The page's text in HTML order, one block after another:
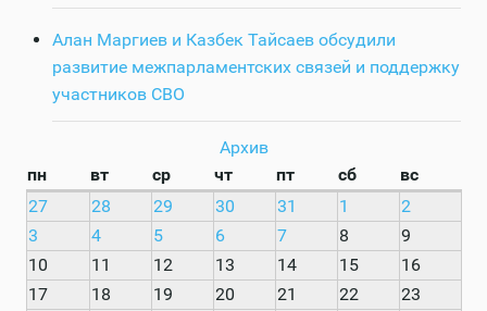
Алан Маргиев и Казбек Тайсаев обсудили
развитие межпарламентских связей и поддержку
участников СВО
Архив
пн
вт ср чт пт сб
вс
27
28 29 30 31 1
2
3
4 5 6 7 8
9
10
11 12 13 14 15
16
17
18 19 20 21 22
23